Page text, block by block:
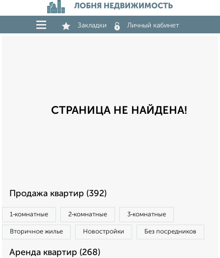
ЛОБНЯ НЕДВИЖИМОСТЬ
Закладки Личный кабинет
СТРАНИЦА НЕ НАЙДЕНА!
Продажа квартир (392)
1‑комнатные 2‑комнатные 3‑комнатные
Вторичное жилье Новостройки Без посредников
Аренда квартир (268)